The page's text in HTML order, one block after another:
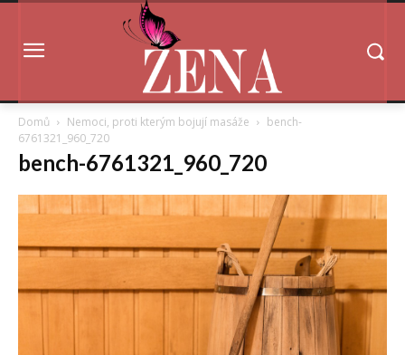
Domů Nemoci, proti kterým bojují masáže
bench-
6761321_960_720
bench-6761321_960_720